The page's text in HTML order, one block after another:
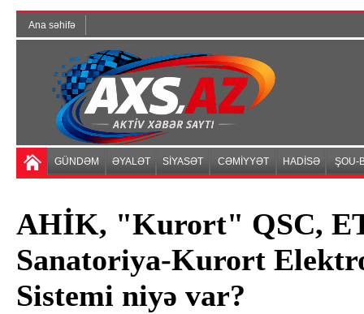
Ana səhifə
GÜNDƏM ƏYALƏT SİYASƏT CƏMİYYƏT HADİSƏ ŞOU-
AHİK, "Kurort" QSC,
Sanatoriya-Kurort
Sistemi niyə var?